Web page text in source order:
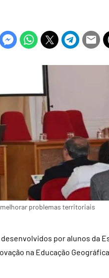
problemas territoriais
por alunos da
na Educação